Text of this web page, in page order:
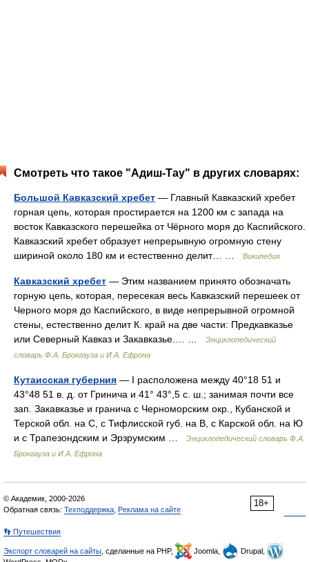
Смотреть что такое "Адиш-Тау" в других словарях:
Большой Кавказский хребет — Главный Кавказский хребет
горная цепь, которая простирается на 1200 км с запада на
восток Кавказского перешейка от Чёрного моря до Каспийского.
Кавказский хребет образует непрерывную огромную стену
шириной около 180 км и естественно делит… …
Википедия
Кавказский хребет — Этим названием принято обозначать
горную цепь, которая, пересекая весь Кавказский перешеек от
Черного моря до Каспийского, в виде непрерывной огромной
стены, естественно делит К. край на две части: Предкавказье
или Северный Кавказ и Закавказье.… …
Энциклопедический
словарь Ф.А. Брокгауза и И.А. Ефрона
Кутаисская губерния — I расположена между 40°18 51 и
43°48 51 в. д. от Гринича и 41° 43°,5 с. ш.; занимая почти все
зап. Закавказье и гранича с Черноморским окр., Кубанской и
Терской обл. на С, с Тифлисской губ. на В, с Карской обл. на Ю
и с Трапезондским и Эрзрумским …
Энциклопедический словарь Ф.А.
Брокгауза и И.А. Ефрона
18+
© Академик, 2000-2026
Обратная связь: Техподдержка Реклама на сайте
👣 Путешествия
Экспорт словарей на сайты , сделанные на PHP, Joomla,
Drupal,